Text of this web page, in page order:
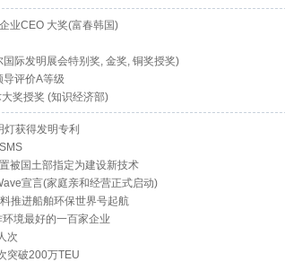
业CEO 大奖(富春韩国)
际发明展会特别奖, 金奖, 铜奖授奖)
评价A等级
奖授奖 (知识经济部)
获得发明专利
被国土部指定为建设新技术
宣言(家庭亲和经营正式启动)
推进船舶环保世界号起航
境最好的一百家企业
次
突破200万TEU